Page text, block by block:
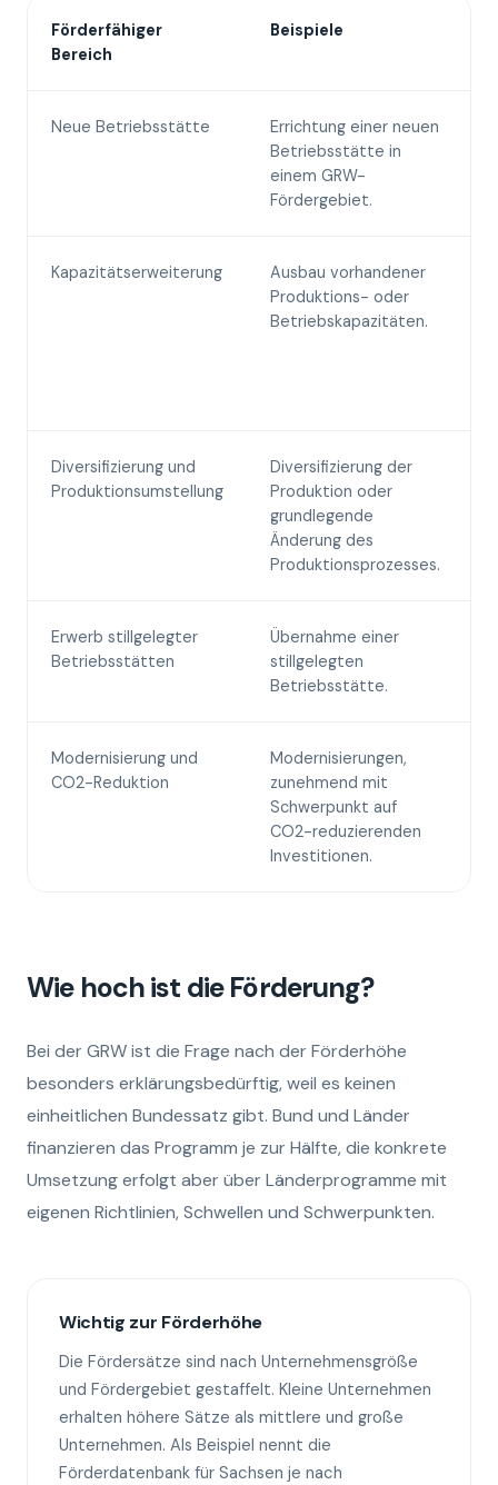
Förderfähiger
Bereich
Beispiele
Neue Betriebsstätte
Errichtung einer neuen
Betriebsstätte in
einem GRW-
Fördergebiet.
Kapazitätserweiterung
Ausbau vorhandener
Produktions- oder
Betriebskapazitäten.
Diversifizierung und
Produktionsumstellung
Diversifizierung der
Produktion oder
grundlegende
Änderung des
Produktionsprozesses.
Erwerb stillgelegter
Betriebsstätten
Übernahme einer
stillgelegten
Betriebsstätte.
Modernisierung und
CO2-Reduktion
Modernisierungen,
zunehmend mit
Schwerpunkt auf
CO2-reduzierenden
Investitionen.
Wie hoch ist die Förderung?
Bei der GRW ist die Frage nach der Förderhöhe
besonders erklärungsbedürftig, weil es keinen
einheitlichen Bundessatz gibt. Bund und Länder
finanzieren das Programm je zur Hälfte, die konkrete
Umsetzung erfolgt aber über Länderprogramme mit
eigenen Richtlinien, Schwellen und Schwerpunkten.
Wichtig zur Förderhöhe
Die Fördersätze sind nach Unternehmensgröße
und Fördergebiet gestaffelt. Kleine Unternehmen
erhalten höhere Sätze als mittlere und große
Unternehmen. Als Beispiel nennt die
Förderdatenbank für Sachsen je nach